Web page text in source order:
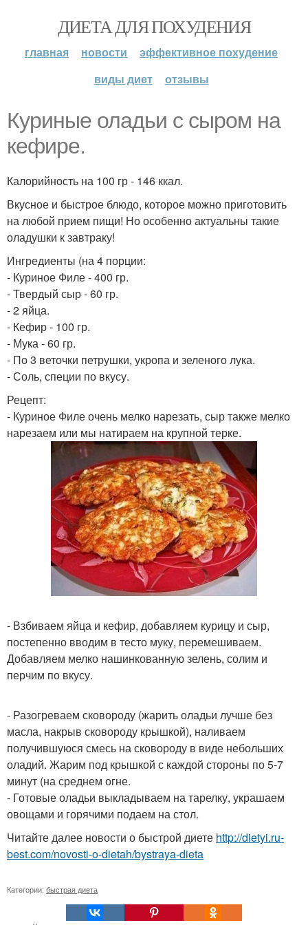
ДИЕТА ДЛЯ ПОХУДЕНИЯ
главная новости
эффективное похудение
виды диет
отзывы
Куриные оладьи с сыром на
кефире.
Калорийность на 100 гр - 146 ккал.
Вкусное и быстрое блюдо, которое можно приготовить
на любой прием пищи! Но особенно актуальны такие
оладушки к завтраку!
Ингредиенты (на 4 порции:
- Куриное Филе - 400 гр.
- Твердый сыр - 60 гр.
- 2 яйца.
- Кефир - 100 гр.
- Мука - 60 гр.
- По 3 веточки петрушки, укропа и зеленого лука.
- Соль, специи по вкусу.
Рецепт:
- Куриное Филе очень мелко нарезать, сыр также мелко
нарезаем или мы натираем на крупной терке.
- Взбиваем яйца и кефир, добавляем курицу и сыр,
постепенно вводим в тесто муку, перемешиваем.
Добавляем мелко нашинкованную зелень, солим и
перчим по вкусу.
- Разогреваем сковороду (жарить оладьи лучше без
масла, накрыв сковороду крышкой), наливаем
получившуюся смесь на сковороду в виде небольших
оладий. Жарим под крышкой с каждой стороны по 5-7
минут (на среднем огне.
- Готовые оладьи выкладываем на тарелку, украшаем
овощами и горячими подаем на стол.
Читайте далее новости о быстрой диете http://dietyi.ru-
best.com/novosti-o-dietah/bystraya-dieta
Категории: быстрая диета